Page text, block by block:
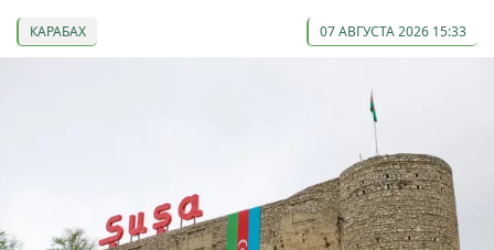
КАРАБАХ 07 АВГУСТА 2026 15:33